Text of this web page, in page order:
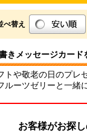
べ替え
きメッセージカード
トや敬老の日のプレ
ルーツゼリーと一緒
お客様がお探